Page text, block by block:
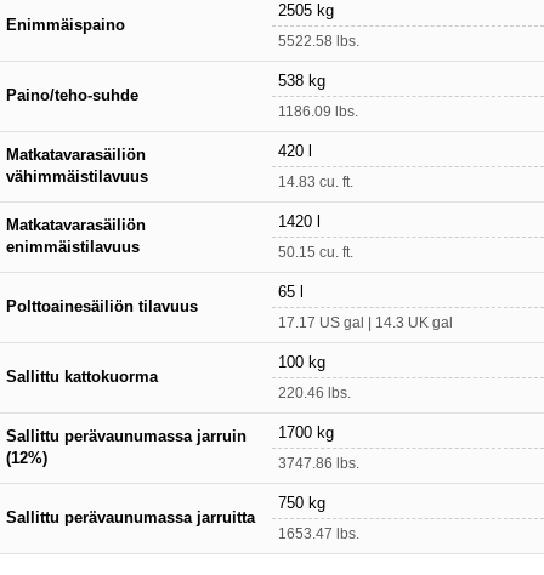
Enimmäispaino
2505 kg
5522.58 lbs.
Paino/teho-suhde
538 kg
1186.09 lbs.
Matkatavarasäiliön
vähimmäistilavuus
420 l
14.83 cu. ft.
Matkatavarasäiliön
enimmäistilavuus
1420 l
50.15 cu. ft.
Polttoainesäiliön tilavuus
65 l
17.17 US gal | 14.3 UK gal
Sallittu kattokuorma
100 kg
220.46 lbs.
Sallittu perävaunumassa jarruin
(12%)
1700 kg
3747.86 lbs.
Sallittu perävaunumassa jarruitta
750 kg
1653.47 lbs.